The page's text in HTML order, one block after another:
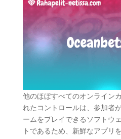
他のほぼすべてのオンライン
れたコントロールは、参加者
ームをプレイできるソフトウ
トであるため、新鮮なアプリ